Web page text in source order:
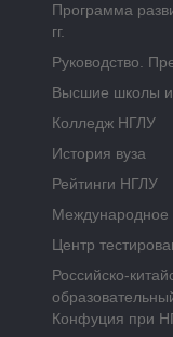
Программа
гг.
Руководство.
Высшие школы и
Колледж НГЛУ
История вуза
Рейтинги НГЛУ
Международное
Центр
Российско-
Конфуция при